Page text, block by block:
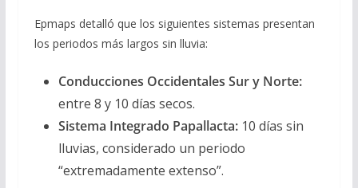
Epmaps detalló que los siguientes sistemas presentan
los periodos más largos sin lluvia:
Conducciones Occidentales Sur y Norte:
entre 8 y 10 días secos.
Sistema Integrado Papallacta:10 días sin
lluvias, considerado un periodo
“extremadamente extenso”.